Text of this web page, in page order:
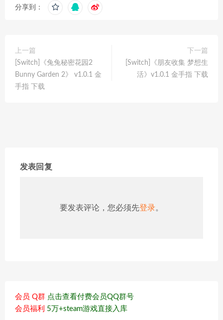
分享到：
上一篇
[Switch]《兔兔秘密花园2
Bunny Garden 2》 v1.0.1 金
手指 下载
下一篇
[Switch]《朋友收集 梦想生
活》v1.0.1 金手指 下载
发表回复
要发表评论，您必须先登录。
会员 Q群 点击查看付费会员QQ群号
会员福利 5万+steam游戏直接入库